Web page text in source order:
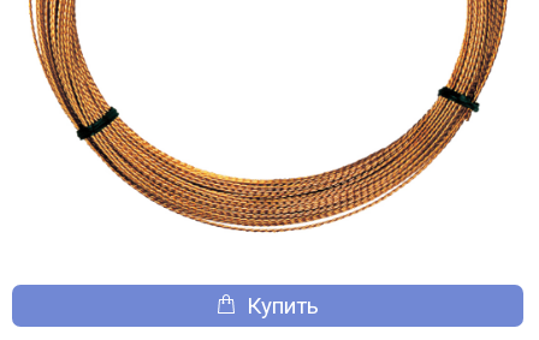
Купить